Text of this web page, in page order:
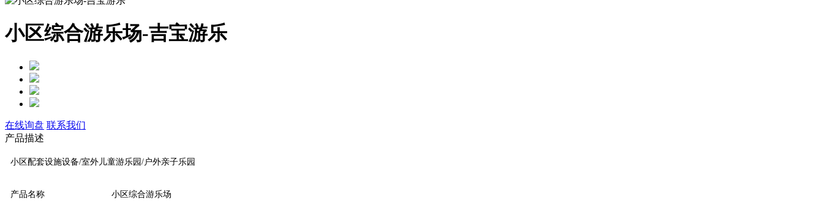
小区综合游乐场-吉宝游乐
在线询盘 联系我们
产品描述
小区配套设施设备/室外儿童游乐园/户外亲子乐园
产品名称 小区综合游乐场